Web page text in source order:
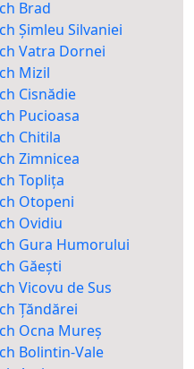
Brad
Șimleu Silvaniei
Vatra Dornei
Mizil
Cisnădie
Pucioasa
Chitila
Zimnicea
Toplița
Otopeni
Ovidiu
Gura Humorului
Găești
Vicovu de Sus
Țăndărei
Ocna Mureș
Bolintin-Vale